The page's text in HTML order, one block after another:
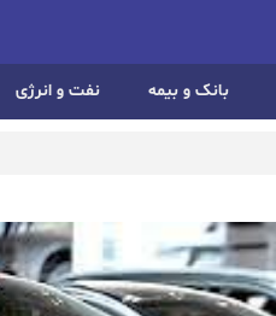
بانک و بیمه نفت و انرژی